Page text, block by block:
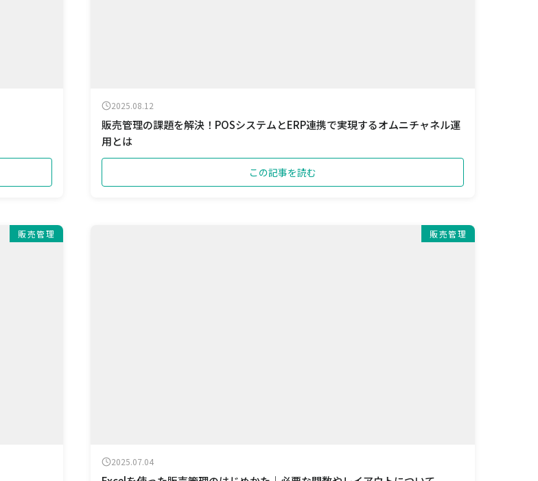
2025.08.12
販売管理の課題を解決！POSシステムとERP連携で実現するオムニチャネル運
用とは
この記事を読む
販売管理 販売管理
2025.07.04